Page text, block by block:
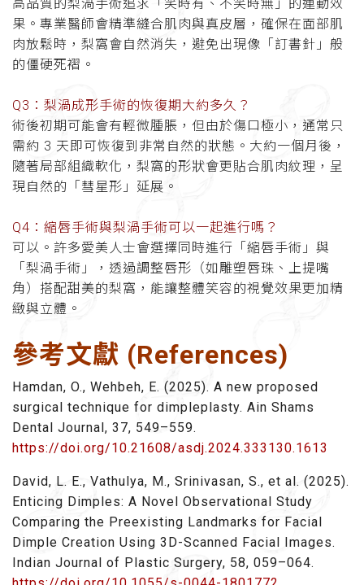
高品質的梨渦手術追求「笑時有、不笑時無」的連動效
果。專業醫師會精準縫合肌肉與真皮層，確保在面部肌
肉放鬆時，梨窩會自然消失，避免出現像「訂書針」般
的僵硬死褶。
Q3：梨渦成形手術的恢復期大約多久？
術後初期可能會有輕微腫脹，但由於傷口極小，通常只
需約 3 天即可恢復到非常自然的狀態。大約一個月後，
隨著局部組織軟化，梨窩的形狀會更貼合肌肉紋理，呈
現自然的「彗星形」延展。
Q4：縮唇手術與梨渦手術可以一起進行嗎？
可以。許多愛美人士會選擇同時進行「縮唇手術」與
「梨渦手術」，透過調整唇形（如雕塑唇珠、上提嘴
角）搭配甜美的梨窩，能讓整體笑容的視覺效果更加精
緻與立體。
參考文獻 (References)
Hamdan, O., Wehbeh, E. (2025). A new proposed
surgical technique for dimpleplasty. Ain Shams
Dental Journal, 37, 549–559.
https://doi.org/10.21608/asdj.2024.333130.1613
David, L. E., Vathulya, M., Srinivasan, S., et al. (2025).
Enticing Dimples: A Novel Observational Study
Comparing the Preexisting Landmarks for Facial
Dimple Creation Using 3D-Scanned Facial Images.
Indian Journal of Plastic Surgery, 58, 059–064.